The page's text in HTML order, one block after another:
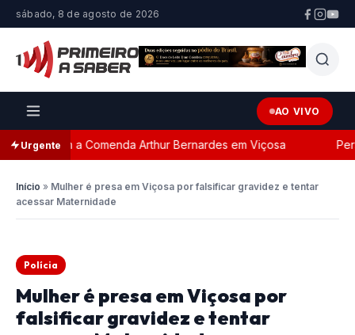
sábado, 8 de agosto de 2026
AO VIVO
Urgente
com a Comenda Arthur Bernardes em Viçosa
Início » Mulher é presa em Viçosa por falsificar gravidez e tentar
acessar Maternidade
Polícia
Mulher é presa em Viçosa por
falsificar gravidez e tentar